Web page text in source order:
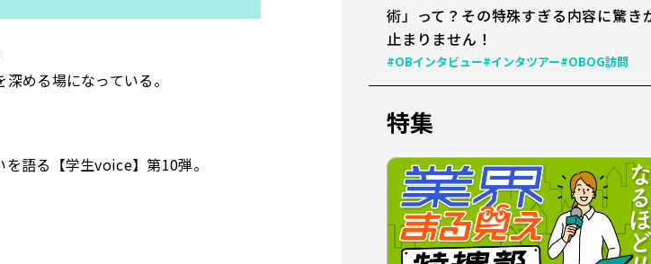
める場になっている。
語る【学生voice】第10弾。
術」って？その特殊すぎる内容に驚き
止まりません！
#OBインタビュー#インタツアー#OBOG訪問
特集